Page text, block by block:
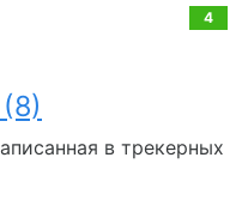
4
в трекерных